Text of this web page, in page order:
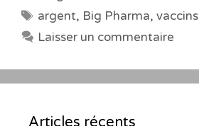
Étiquettes
argent, Big Pharma,vaccins
Laisser un commentaire
Articles récents